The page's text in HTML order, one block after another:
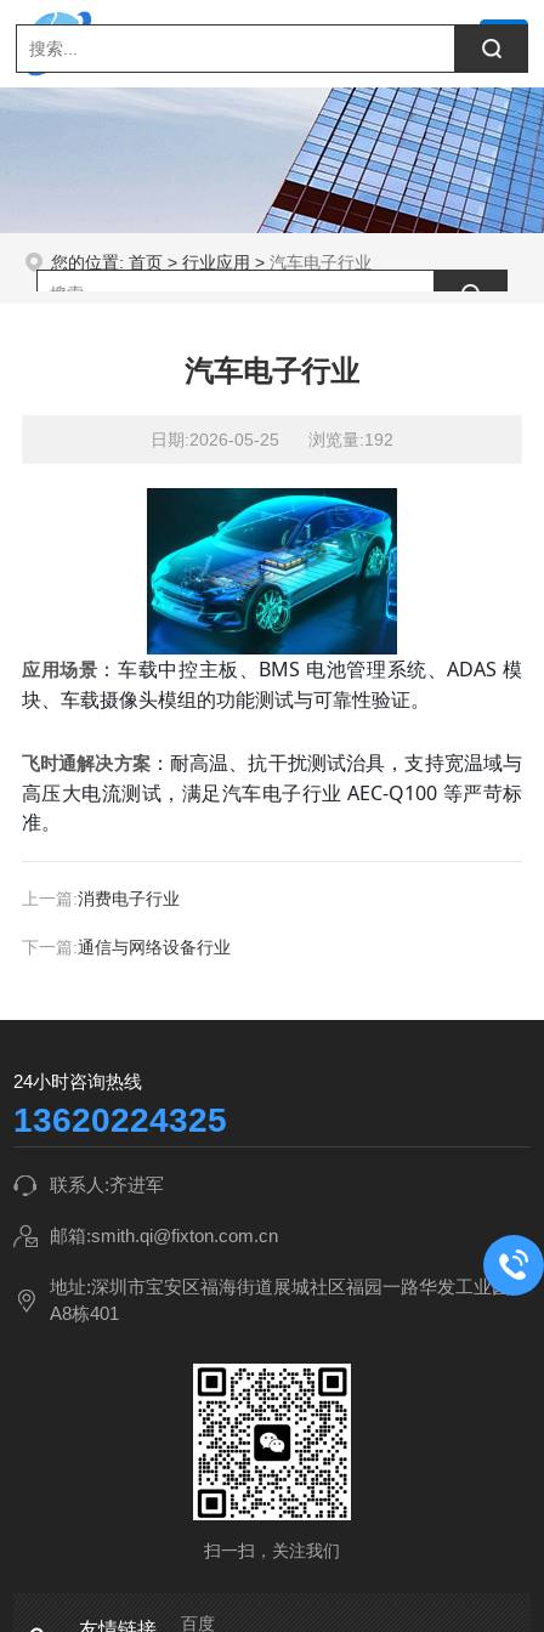
您的位置: 首页 > 行业应用 > 汽车电子行业
汽车电子行业
日期:2026-05-25 浏览量:192
应用场景 ：车载中控主板、BMS 电池管理系统、ADAS 模
块、车载摄像头模组的功能测试与可靠性验证。
飞时通解决方案：耐高温、抗干扰测试治具，支持宽温域与
高压大电流测试，满足汽车电子行业 AEC-Q100 等严苛标
准。
上一篇:消费电子行业
下一篇:通信与网络设备行业
24小时咨询热线
13620224325
联系人:齐进军
邮箱:smith.qi@fixton.com.cn
地址:深圳市宝安区福海街道展城社区福园一路华发工业园
A8栋401
扫一扫，关注我们
百度